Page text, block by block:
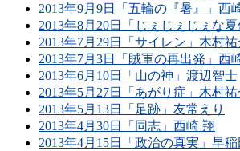
2013年9月9日「五輪の『暑』」西
2013年8月20日「じぇじぇじぇな
2013年7月29日「サイレン」木村祐
2013年7月3日「賊軍の再出発」西
2013年6月10日「山の神」渡辺智士
2013年5月27日「あがり症」木村祐
2013年5月13日「足跡」友常えり
2013年4月30日「同志」西崎 翔
2013年4月15日「政治の真実」早